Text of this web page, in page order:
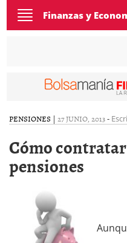
Toggle
navigation
Finanzas y
PENSIONES | 27 JUNIO, 2013-
Cómo
pensiones